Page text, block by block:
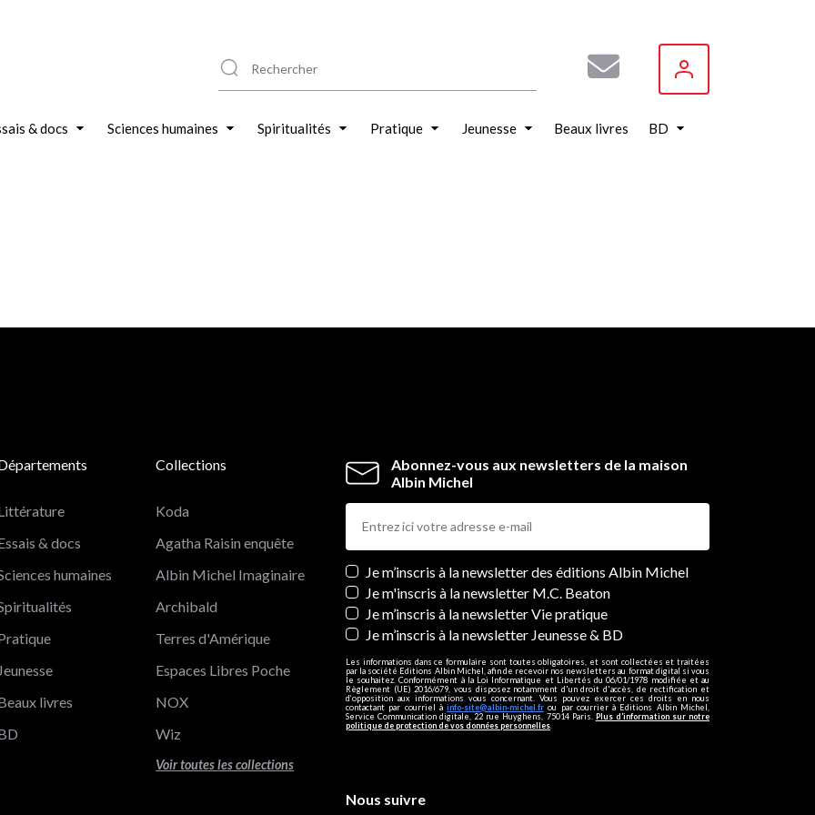
& docs Sciences humaines Spiritualités Pratique Jeunesse Beaux livres BD
Abonnez-vous aux newsletters de la maison
Albin Michel
Newsletters
Je m’inscris à la newsletter des éditions Albin Michel
Je m'inscris à la newsletter M.C. Beaton
Je m’inscris à la newsletter Vie pratique
Je m’inscris à la newsletter Jeunesse & BD
Les informations dans ce formulaire sont toutes obligatoires, et sont collectées et traitées
par la société Editions Albin Michel, afin de recevoir nos newsletters au format digital si vous
le souhaitez. Conformément à la Loi Informatique et Libertés du 06/01/1978 modifiée et au
Règlement (UE) 2016/679, vous disposez notamment d'un droit d'accès, de rectification et
d’opposition aux informations vous concernant. Vous pouvez exercer ces droits en nous
contactant par courriel àinfo-site@albin-michel.fr ou par courrier à Editions Albin Michel,
Service Communication digitale, 22 rue Huyghens, 75014 Paris. Plus d’information sur notre
politique de protection de vos données personnelles
& docs
humaines
Jeunesse
livres
Collections
Koda
Agatha Raisin enquête
Albin Michel Imaginaire
Archibald
Terres d'Amérique
Espaces Libres Poche
NOX
Wiz
Voir toutes les collections
Nous suivre